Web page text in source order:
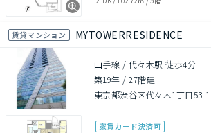
賃貸マンション MYTOWERRESIDENCE
山手線 / 代々木駅 徒歩4分
築19年 /27階建
東京都渋谷区代々木1丁目53-1
家賃カード決済可